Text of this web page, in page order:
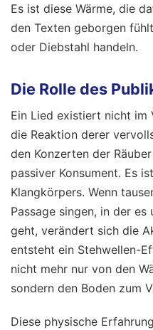
Es ist diese Wärme, die
den Texten geborgen
oder Diebstahl handeln.
Die Rolle des
Ein Lied existiert nicht im
die Reaktion derer
den Konzerten der
passiver Konsument. Es
Klangkörpers. Wenn
Passage singen, in der
geht, verändert sich die
entsteht ein Stehwellen-
nicht mehr nur von den
sondern den Boden zum
Diese physische